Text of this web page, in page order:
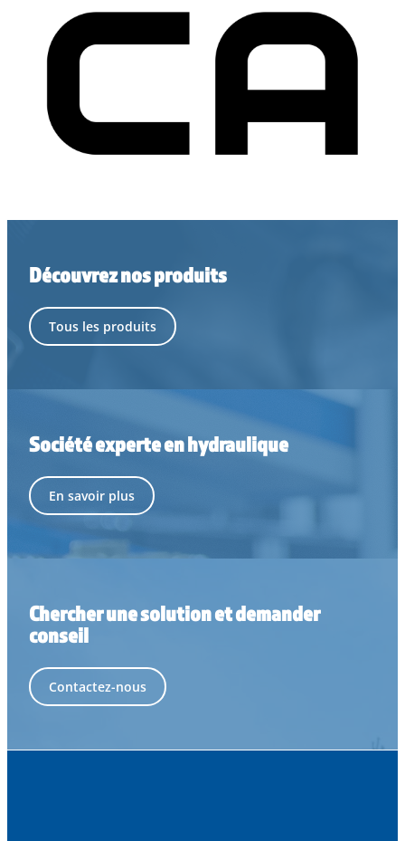
Découvrez nos produits
Tous les produits
Société experte en hydraulique
En savoir plus
Chercher une solution et demander
conseil
Contactez-nous